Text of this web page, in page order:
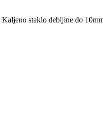
Kaljeno staklo debljine do